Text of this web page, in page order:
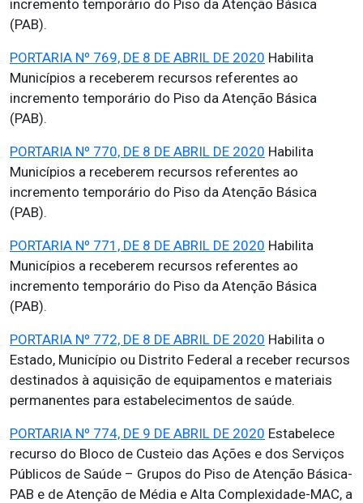
incremento temporário do Piso da Atenção Básica
(PAB).
PORTARIA Nº 769, DE 8 DE ABRIL DE 2020 Habilita
Municípios a receberem recursos referentes ao
incremento temporário do Piso da Atenção Básica
(PAB).
PORTARIA Nº 770, DE 8 DE ABRIL DE 2020 Habilita
Municípios a receberem recursos referentes ao
incremento temporário do Piso da Atenção Básica
(PAB).
PORTARIA Nº 771, DE 8 DE ABRIL DE 2020 Habilita
Municípios a receberem recursos referentes ao
incremento temporário do Piso da Atenção Básica
(PAB).
PORTARIA Nº 772, DE 8 DE ABRIL DE 2020 Habilita o
Estado, Município ou Distrito Federal a receber recursos
destinados à aquisição de equipamentos e materiais
permanentes para estabelecimentos de saúde.
PORTARIA Nº 774, DE 9 DE ABRIL DE 2020 Estabelece
recurso do Bloco de Custeio das Ações e dos Serviços
Públicos de Saúde – Grupos do Piso de Atenção Básica-
PAB e de Atenção de Média e Alta Complexidade-MAC, a